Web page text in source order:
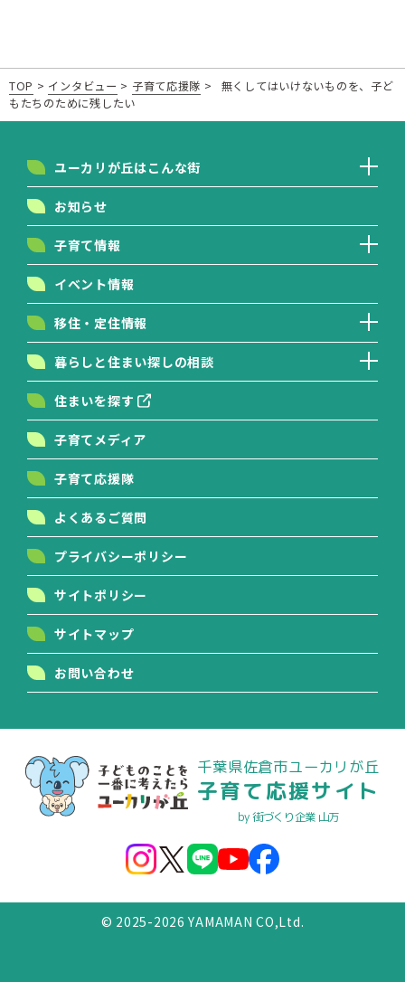
TOP > インタビュー > 子育て応援隊 >
無くしてはいけないものを、子ど
もたちのために残したい
ユーカリが丘はこんな街
お知らせ
子育て情報
イベント情報
移住・定住情報
暮らしと住まい探しの相談
住まいを探す
子育てメディア
子育て応援隊
よくあるご質問
プライバシーポリシー
サイトポリシー
サイトマップ
お問い合わせ
千葉県佐倉市ユーカリが丘
子育て応援サイト
by 街づくり企業 山万
© 2025-2026 YAMAMAN CO,Ltd.